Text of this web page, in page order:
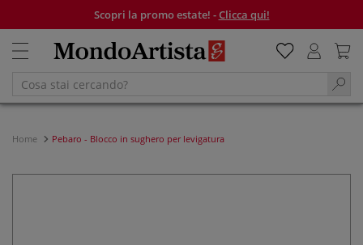
Scopri la promo estate! -Clicca qui!
Home Pebaro - Blocco in sughero per levigatura